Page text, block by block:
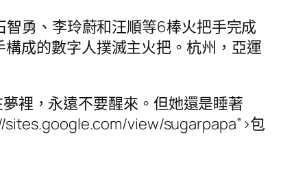
勇、李玲蔚和汪順等6棒火把手完成
成的數字人撲滅主火把。杭州，亞運
裡，永遠不要醒來。但她還是睡著
view/sugarpapa”>包